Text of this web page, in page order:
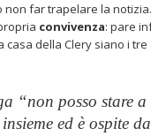
far trapelare la
convivenza: pare
della Clery siano i
“non posso stare
ed è ospite